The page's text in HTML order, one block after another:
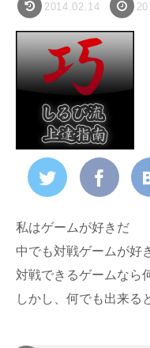
2014.02.14
私はゲームが好きだ
中でも対戦ゲームが好
対戦できるゲームなら
しかし、何でも出来る